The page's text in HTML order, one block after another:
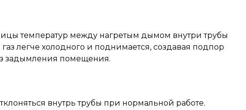
температур между нагретым дымом внутри трубы
легче холодного и поднимается, создавая подпор
задымления помещения.
внутрь трубы при нормальной работе.